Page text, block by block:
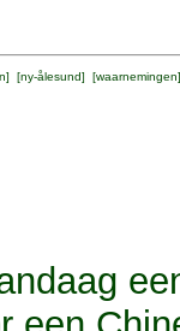
] [ny-ålesund] [waarnemingen